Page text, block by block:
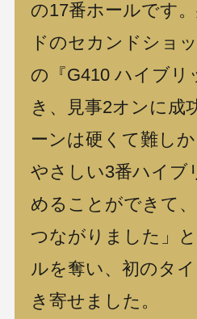
の17番ホールです
ドのセカンドショ
の『G410 ハイブリ
き、見事2オンに成
ーンは硬くて難し
やさしい3番ハイブ
めることができて
つながりました」
ルを奪い、初のタ
き寄せました。